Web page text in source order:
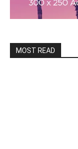
MOST READ